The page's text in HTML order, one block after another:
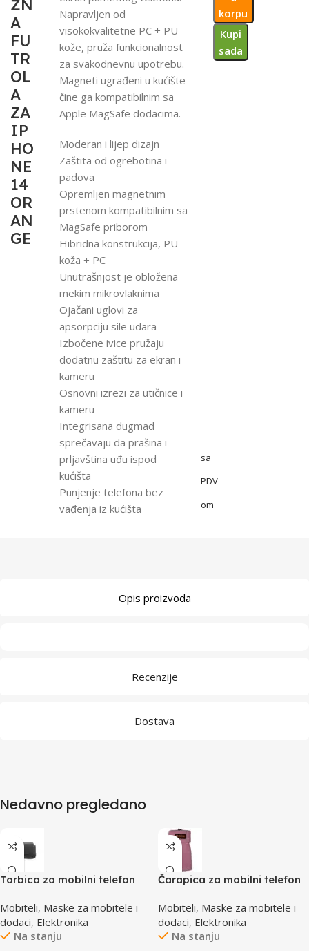
ŽN
A
FU
TR
OL
A
ZA
IP
HO
NE
14
OR
AN
GE
Napravljen od
visokokvalitetne PC + PU
kože, pruža funkcionalnost
za svakodnevnu upotrebu.
Magneti ugrađeni u kućište
čine ga kompatibilnim sa
Apple MagSafe dodacima.
Moderan i lijep dizajn
Zaštita od ogrebotina i
padova
Opremljen magnetnim
prstenom kompatibilnim sa
MagSafe priborom
Hibridna konstrukcija, PU
koža + PC
Unutrašnjost je obložena
mekim mikrovlaknima
Ojačani uglovi za
apsorpciju sile udara
Izbočene ivice pružaju
dodatnu zaštitu za ekran i
kameru
Osnovni izrezi za utičnice i
kameru
Integrisana dugmad
sprečavaju da prašina i
prljavština uđu ispod
kućišta
Punjenje telefona bez
vađenja iz kućišta
sa
PDV-
om
korpu
Kupi
sada
Opis proizvoda
Recenzije
Dostava
Nedavno pregledano
Torbica za mobilni telefon
Mobiteli, Maske za mobitele i
dodaci, Elektronika
Na stanju
Čarapica za mobilni telefon
65x100mm
Mobiteli, Maske za mobitele i
dodaci, Elektronika
Na stanju